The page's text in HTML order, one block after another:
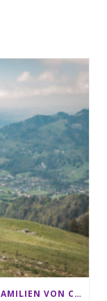
FRIBOURG: 7 TOLLE AUSFLÜGE FÜR FAMILIEN VON CHARMEY BIS LES PACCOTS